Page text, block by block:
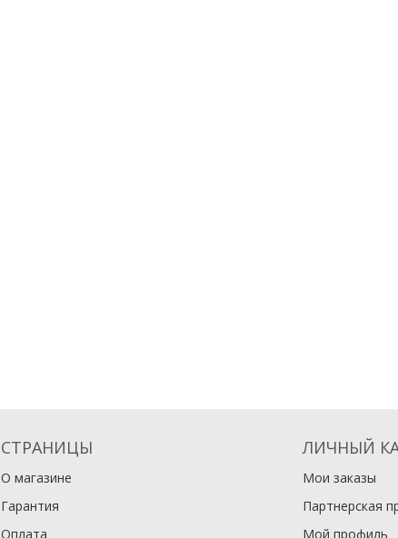
СТРАНИЦЫ
О магазине
Гарантия
Оплата
ЛИЧНЫЙ
Мои заказы
Партнерская
Мой профиль